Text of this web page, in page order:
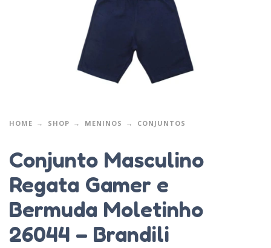
HOME SHOP MENINOS CONJUNTOS
Conjunto Masculino
Regata Gamer e
Bermuda Moletinho
26044 – Brandili